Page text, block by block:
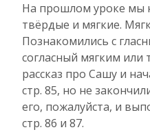
На прошлом уроке мы
твёрдые и мягкие.
Познакомились с
согласный мягким
рассказ про Сашу и
стр. 85, но не
его, пожалуйста, и
стр. 86 и 87.